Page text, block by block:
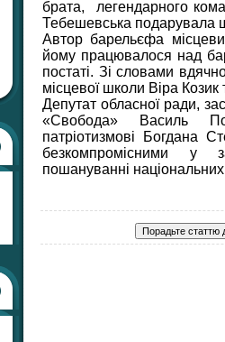
брата, легендарного
Тебешевська подарувала
Автор барельєфа
йому працювалося над
постаті. Зі словами
місцевої школи Віра
Депутат обласної ради,
«Свобода» Василь
патріотизмові Богдана
безкомпромісними у
пошануванні національних